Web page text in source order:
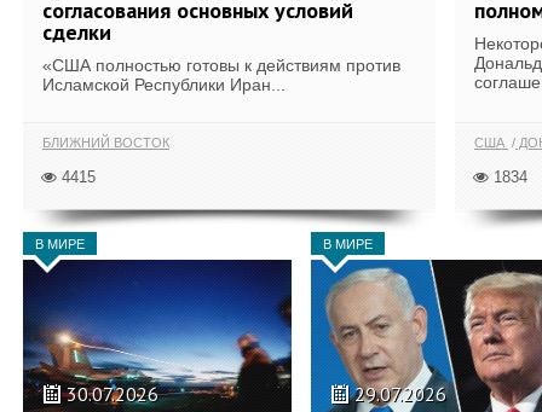
согласования основных условий
сделки
«США полностью готовы к действиям против
Исламской Республики Иран...
БЛИЖНИЙ ВОСТОК
4415
США
1834
В МИРЕ
30.07.2026
В МИРЕ
29.07.2026